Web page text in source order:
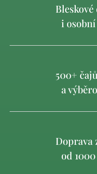
i
500+ čajů
a
Doprava
od